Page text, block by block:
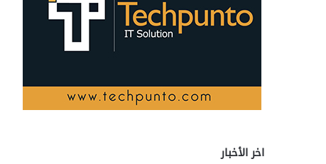
اخر الأخبار